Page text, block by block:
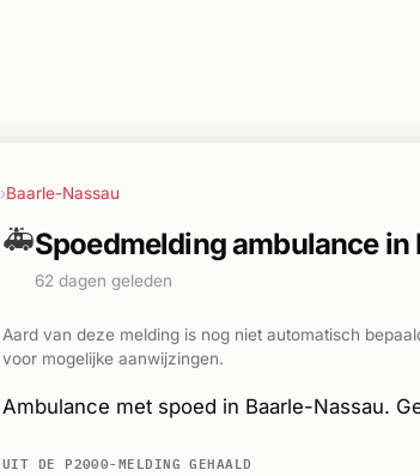
›Baarle-Nassau
🚑Spoedmelding ambulance in
62 dagen geleden
Aard van deze melding is nog niet automatisch
voor mogelijke aanwijzingen.
Ambulance met spoed in Baarle-Nassau.
UIT DE P2000-MELDING GEHAALD